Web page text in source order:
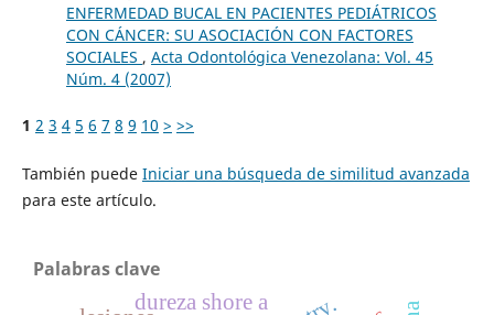
ENFERMEDAD BUCAL EN PACIENTES PEDIÁTRICOS
CON CÁNCER: SU ASOCIACIÓN CON FACTORES
SOCIALES , Acta Odontológica Venezolana: Vol. 45
Núm. 4 (2007)
1 2 3 4 5 6 7 8 9 10 > >>
También puede Iniciar una búsqueda de similitud avanzada
para este artículo.
Palabras clave
dureza shore a